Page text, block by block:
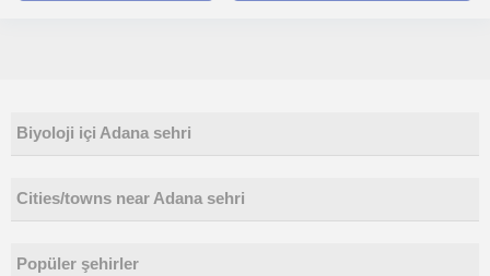
Biyoloji içi Adana sehri
Cities/towns near Adana sehri
Popüler şehirler